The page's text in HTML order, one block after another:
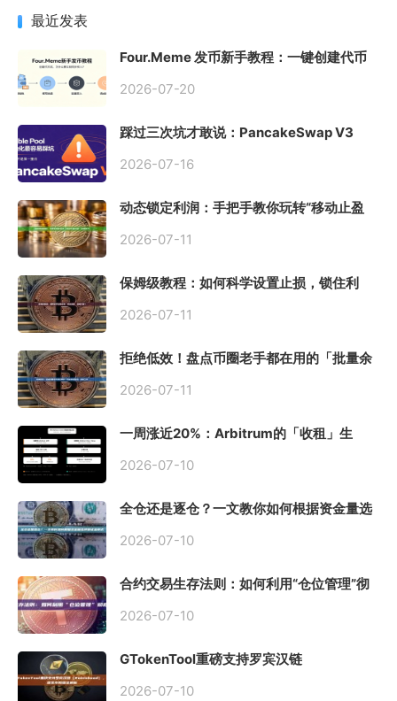
最近发表
Four.Meme 发币新手教程：一键创建代币
2026-07-20
踩过三次坑才敢说：PancakeSwap V3
初始化
2026-07-16
动态锁定利润：手把手教你玩转“移动止盈
2026-07-11
保姆级教程：如何科学设置止损，锁住利
2026-07-11
拒绝低效！盘点币圈老手都在用的「批量余
2026-07-11
一周涨近20%：Arbitrum的「收租」生
2026-07-10
全仓还是逐仓？一文教你如何根据资金量选
2026-07-10
合约交易生存法则：如何利用“仓位管理”彻
2026-07-10
GTokenTool重磅支持罗宾汉链
2026-07-10